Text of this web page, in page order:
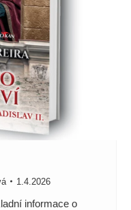
1.4.2026
informace o